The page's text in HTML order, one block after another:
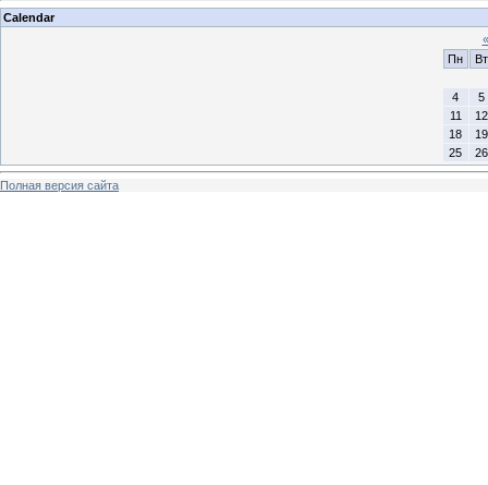
Calendar
«
Пн
Вт
4
5
11
12
18
19
25
26
Полная версия сайта